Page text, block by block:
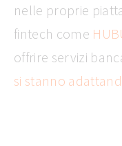
nelle proprie
fintech come
offrire servizi
si stanno